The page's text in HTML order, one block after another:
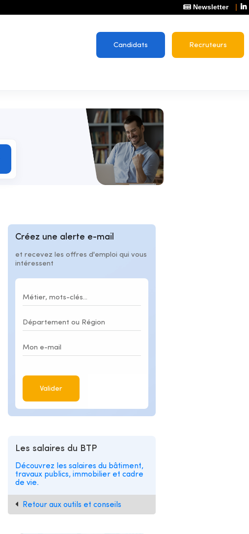
Newsletter
Candidats Recruteurs
Créez une alerte e-mail
et recevez les offres d'emploi qui vous
intéressent
Valider
Les salaires du BTP
Découvrez les salaires du bâtiment,
travaux publics, immobilier et cadre
de vie.
Retour aux outils et conseils